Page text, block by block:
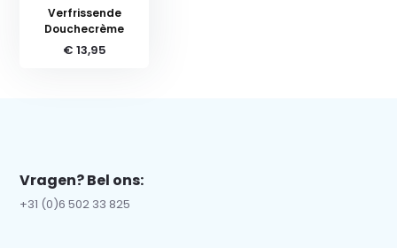
Verfrissende
Douchecrème
€ 13,95
Vragen? Bel ons:
+31 (0)6 502 33 825